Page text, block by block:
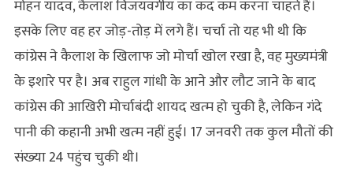
मोहन यादव, कैलाश विजयवर्गीय का कद कम करना चाहते हैं।
इसके लिए वह हर जोड़-तोड़ में लगे हैं। चर्चा तो यह भी थी कि
कांग्रेस ने कैलाश के खिलाफ जो मोर्चा खोल रखा है, वह मुख्यमंत्री
के इशारे पर है। अब राहुल गांधी के आने और लौट जाने के बाद
कांग्रेस की आखिरी मोर्चाबंदी शायद खत्‍म हो चुकी है, लेकिन गंदे
पानी की कहानी अभी खत्‍म नहीं हुई। 17 जनवरी तक कुल मौतों की
संख्‍या 24 पहुंच चुकी थी।